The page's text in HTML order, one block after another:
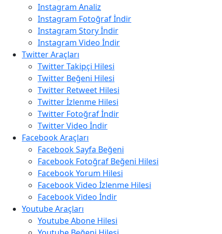
Instagram Analiz
Instagram Fotoğraf İndir
Instagram Story İndir
Instagram Video İndir
Twitter Araçları
Twitter Takipçi Hilesi
Twitter Beğeni Hilesi
Twitter Retweet Hilesi
Twitter İzlenme Hilesi
Twitter Fotoğraf İndir
Twitter Video İndir
Facebook Araçları
Facebook Sayfa Beğeni
Facebook Fotoğraf Beğeni Hilesi
Facebook Yorum Hilesi
Facebook Video İzlenme Hilesi
Facebook Video İndir
Youtube Araçları
Youtube Abone Hilesi